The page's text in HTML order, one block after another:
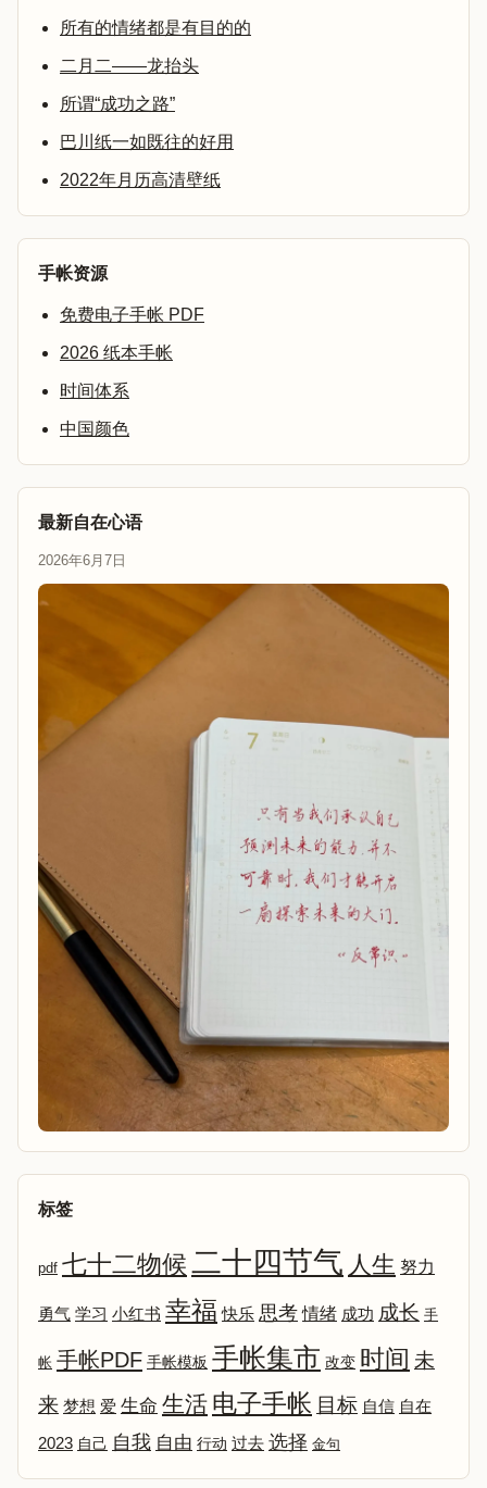
所有的情绪都是有目的的
二月二——龙抬头
所谓“成功之路”
巴川纸一如既往的好用
2022年月历高清壁纸
手帐资源
免费电子手帐 PDF
2026 纸本手帐
时间体系
中国颜色
最新自在心语
2026年6月7日
标签
pdf 七十二物候二十四节气 人生 努力
勇气 学习 小红书 幸福 快乐 思考 情绪 成功 成长 手
帐 手帐PDF 手帐模板 手帐集市 改变 时间 未
来 梦想 爱 生命 生活 电子手帐 目标 自信 自在
2023 自己 自我 自由 行动 过去 选择 金句